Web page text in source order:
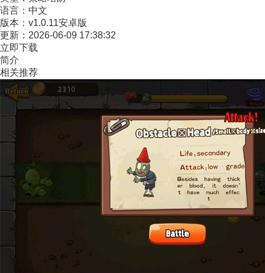
语言： 中文
版本： v1.0.11安卓版
更新： 2026-06-09 17:38:32
立即下载
简介
相关推荐